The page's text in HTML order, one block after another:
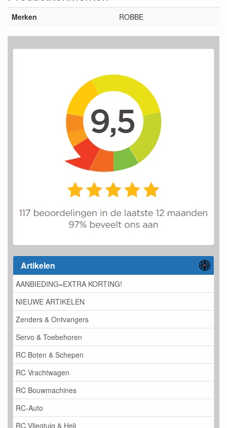
Artikelen
AANBIEDING=EXTRA KORTING!
NIEUWE ARTIKELEN
Zenders & Ontvangers
Servo & Toebehoren
RC Boten & Schepen
RC Vrachtwagen
RC Bouwmachines
RC-Auto
RC Vliegtuig & Heli
Merken ROBBE